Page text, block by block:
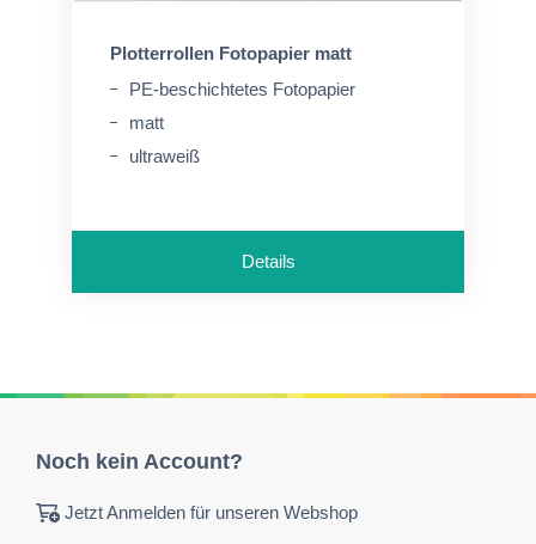
Plotterrollen Fotopapier matt
PE-beschichtetes Fotopapier
matt
ultraweiß
Details
Noch kein Account?
Jetzt Anmelden für unseren Webshop